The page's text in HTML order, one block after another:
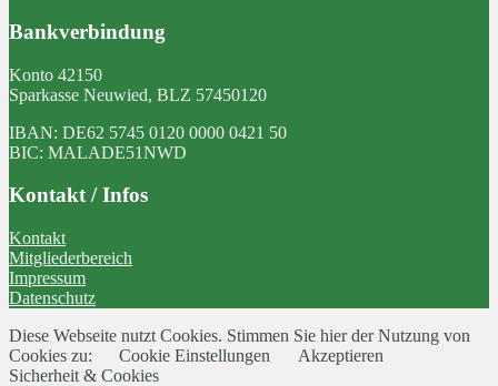
Bankverbindung
Konto 42150
Sparkasse Neuwied, BLZ 57450120
IBAN: DE62 5745 0120 0000 0421 50
BIC: MALADE51NWD
Kontakt / Infos
Kontakt
Mitgliederbereich
Impressum
Datenschutz
Diese Webseite nutzt Cookies. Stimmen Sie hier der Nutzung von
Cookies zu:
Cookie Einstellungen
Akzeptieren
Sicherheit & Cookies